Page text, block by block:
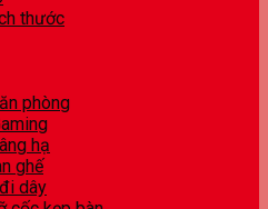
thước
phòng
hạ
ghế
dây